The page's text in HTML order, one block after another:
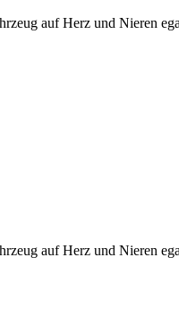
auf Herz und Nieren
auf Herz und Nieren